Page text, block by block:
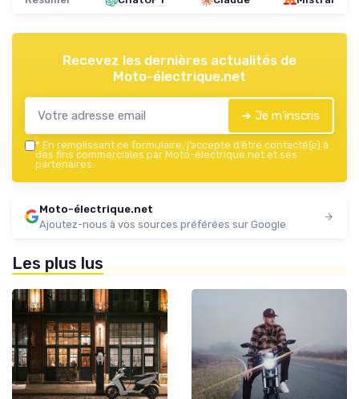
Recevez les dernières actualités de
Moto-électrique.net
➔ Je m'inscris
* En remplissant ce formulaire, j’accepte d’être contacté(e) à
des fins commerciales par Moto-électrique.net et ses
partenaires.
Moto-électrique.net
Ajoutez-nous à vos sources préférées sur Google
Les plus lus